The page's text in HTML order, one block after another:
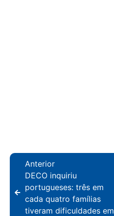
Anterior
DECO inquiriu
portugueses: três em
cada quatro famílias
tiveram dificuldades em